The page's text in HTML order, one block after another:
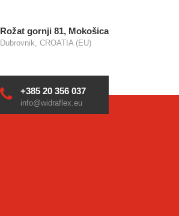
Rožat gornji 81, Mokošica
Dubrovnik, CROATIA (EU)
+385 20 356 037
info@widraflex.eu